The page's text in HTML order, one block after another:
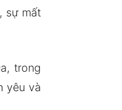
sự mất
trong
yêu và